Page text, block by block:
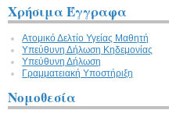
Χρήσιμα Έγγραφα
Ατομικό Δελτίο Υγείας Μαθητή
Υπεύθυνη Δήλωση Kηδεμονίας
Υπεύθυνη Δήλωση
Γραμματειακή Υποστήριξη
Νομοθεσία